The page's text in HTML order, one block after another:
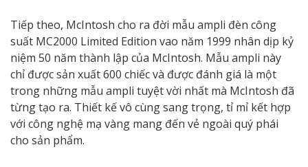
Tiếp theo, McIntosh cho ra đời mẫu ampli đèn công
suất MC2000 Limited Edition vao năm 1999 nhân dịp kỷ
niệm 50 năm thành lập của McIntosh. Mẫu ampli này
chỉ được sản xuất 600 chiếc và được đánh giá là một
trong những mẫu ampli tuyệt vời nhất mà McIntosh đã
từng tạo ra. Thiết kế vô cùng sang trọng, tỉ mỉ kết hợp
với công nghệ mạ vàng mang đến vẻ ngoài quý phái
cho sản phẩm.